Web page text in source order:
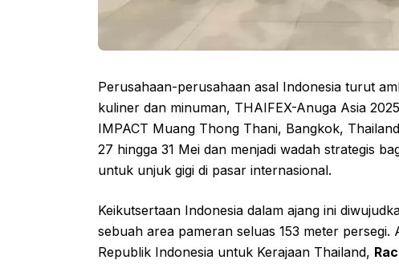
Perusahaan-perusahaan asal Indonesia turut
kuliner dan minuman, THAIFEX-Anuga Asia
IMPACT Muang Thong Thani, Bangkok,
27 hingga 31 Mei dan menjadi wadah strategis
untuk unjuk gigi di pasar internasional.
Keikutsertaan Indonesia dalam ajang ini
sebuah area pameran seluas 153 meter
Republik Indonesia untuk Kerajaan Thailand,